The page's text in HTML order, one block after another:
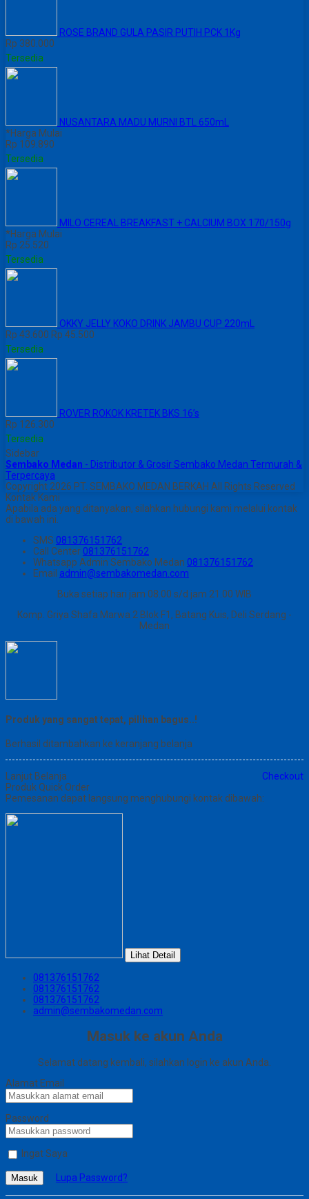
ROSE BRAND GULA PASIR PUTIH PCK 1Kg
Rp 380.000
Tersedia
NUSANTARA MADU MURNI BTL 650mL
*Harga Mulai
Rp 109.890
Tersedia
MILO CEREAL BREAKFAST + CALCIUM BOX 170/150g
*Harga Mulai
Rp 25.520
Tersedia
OKKY JELLY KOKO DRINK JAMBU CUP 220mL
Rp 43.600 Rp 45.500
Tersedia
ROVER ROKOK KRETEK BKS 16’s
Rp 126.300
Tersedia
Sidebar
Sembako Medan - Distributor & Grosir Sembako Medan Termurah &
Terpercaya
Copyright 2026 PT. SEMBAKO MEDAN BERKAH All Rights Reserved
Kontak Kami
Apabila ada yang ditanyakan, silahkan hubungi kami melalui kontak
di bawah ini.
SMS 081376151762
Call Center 081376151762
Whatsapp Admin Sembako Medan 081376151762
Email admin@sembakomedan.com
Buka setiap hari jam 08.00 s/d jam 21.00 WIB
Komp. Griya Shafa Marwa 2 Blok F1, Batang Kuis, Deli Serdang -
Medan
Produk yang sangat tepat, pilihan bagus..!
Berhasil ditambahkan ke keranjang belanja
Lanjut Belanja
Checkout
Produk Quick Order
Pemesanan dapat langsung menghubungi kontak dibawah:
Lihat Detail
081376151762
081376151762
081376151762
admin@sembakomedan.com
Masuk ke akun Anda
Selamat datang kembali, silahkan login ke akun Anda.
Alamat Email
Password
Ingat Saya
Masuk Lupa Password?